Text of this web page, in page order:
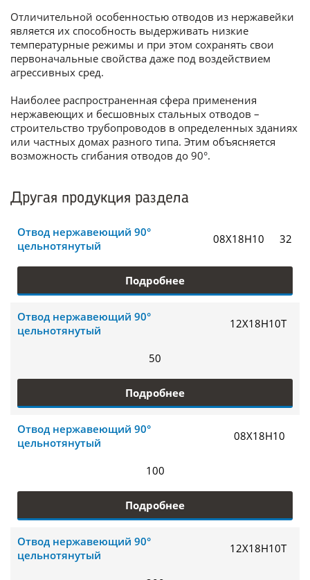
Отличительной особенностью отводов из нержавейки
является их способность выдерживать низкие
температурные режимы и при этом сохранять свои
первоначальные свойства даже под воздействием
агрессивных сред.
Наиболее распространенная сфера применения
нержавеющих и бесшовных стальных отводов –
строительство трубопроводов в определенных зданиях
или частных домах разного типа. Этим объясняется
возможность сгибания отводов до 90°.
Другая продукция раздела
Отвод нержавеющий 90°
цельнотянутый
08Х18Н10 32
Подробнее
Отвод нержавеющий 90°
цельнотянутый
12Х18Н10Т
50
Подробнее
Отвод нержавеющий 90°
цельнотянутый
08Х18Н10
100
Подробнее
Отвод нержавеющий 90°
цельнотянутый
12Х18Н10Т